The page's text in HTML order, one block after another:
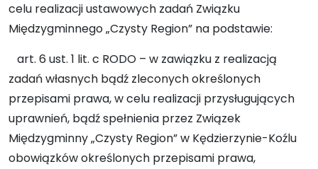
celu realizacji ustawowych zadań Związku
Międzygminnego „Czysty Region” na podstawie:
art. 6 ust. 1 lit. c RODO – w zawiązku z realizacją
zadań własnych bądź zleconych określonych
przepisami prawa, w celu realizacji przysługujących
uprawnień, bądź spełnienia przez Związek
Międzygminny „Czysty Region” w Kędzierzynie-Koźlu
obowiązków określonych przepisami prawa,